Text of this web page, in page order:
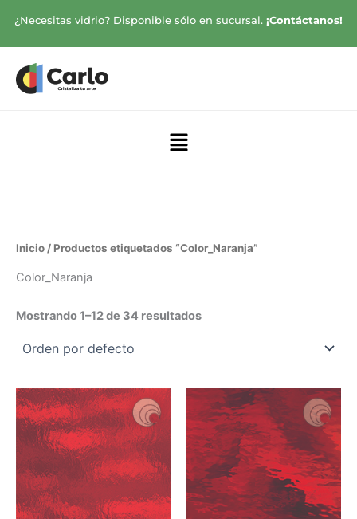
contenido
¿Necesitas vidrio? Disponible sólo en sucursal. ¡Contáctanos!
Menú
Inicio/ Productos etiquetados “Color_Naranja”
Color_Naranja
Mostrando 1–12 de 34 resultados